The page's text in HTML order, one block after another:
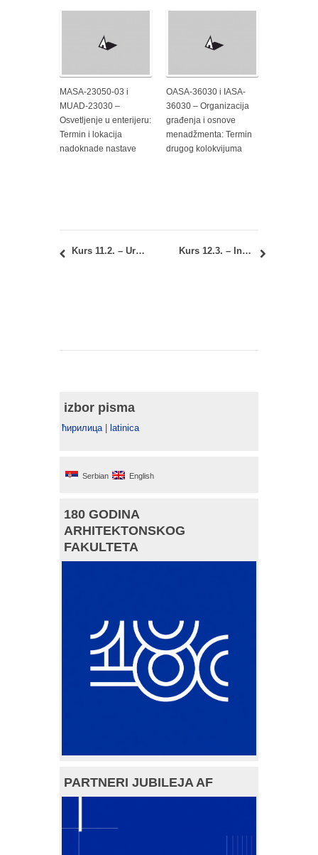
MASA-23050-03 i
MUAD-23030 –
Osvetljenje u enterijeru:
Termin i lokacija
nadoknade nastave
OASA-36030 i IASA-
36030 – Organizacija
građenja i osnove
menadžmenta: Termin
drugog kolokvijuma
Kurs 11.2. – Urbane funkcije: Drugi kolokvijum Kurs 12.3. – Instalacije u arhitekturi: Poeni i uvid u radove
izbor pisma
ћирилица| latinica
Serbian English
180 GODINA
ARHITEKTONSKOG
FAKULTETA
PARTNERI JUBILEJA AF